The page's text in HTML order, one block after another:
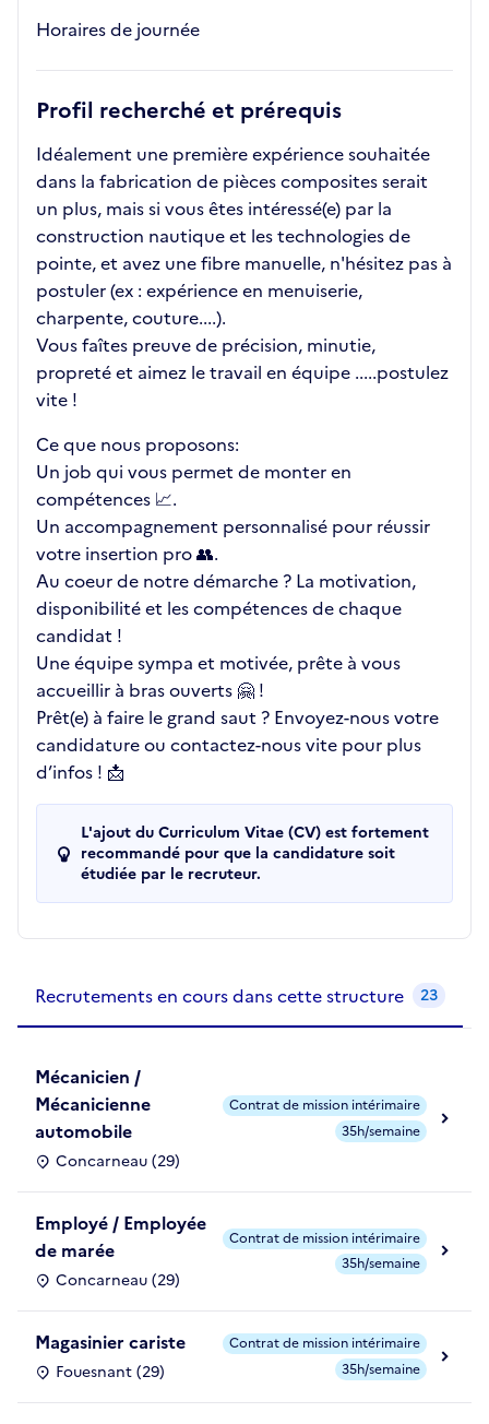
Horaires de journée
Profil recherché et prérequis
Idéalement une première expérience souhaitée
dans la fabrication de pièces composites serait
un plus, mais si vous êtes intéressé(e) par la
construction nautique et les technologies de
pointe, et avez une fibre manuelle, n'hésitez pas à
postuler (ex : expérience en menuiserie,
charpente, couture....).
Vous faîtes preuve de précision, minutie,
propreté et aimez le travail en équipe .....postulez
vite !
Ce que nous proposons:
Un job qui vous permet de monter en
compétences 📈.
Un accompagnement personnalisé pour réussir
votre insertion pro 👥.
Au coeur de notre démarche ? La motivation,
disponibilité et les compétences de chaque
candidat !
Une équipe sympa et motivée, prête à vous
accueillir à bras ouverts 🤗 !
Prêt(e) à faire le grand saut ? Envoyez-nous votre
candidature ou contactez-nous vite pour plus
d’infos ! 📩
L'ajout du Curriculum Vitae (CV) est fortement
recommandé pour que la candidature soit
étudiée par le recruteur.
Recrutements en cours dans cette structure 23
Mécanicien /
Mécanicienne
automobile
Concarneau (29)
Contrat de mission intérimaire
35h/semaine
Employé / Employée
de marée
Concarneau (29)
Contrat de mission intérimaire
35h/semaine
Magasinier cariste
Fouesnant (29)
Contrat de mission intérimaire
35h/semaine